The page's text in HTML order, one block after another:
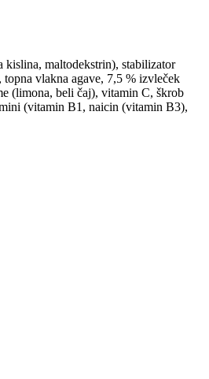
kislina, maltodekstrin), stabilizator
vlakna agave, 7,5 % izvleček
(limona, beli čaj), vitamin C, škrob
(vitamin B1, naicin (vitamin B3),